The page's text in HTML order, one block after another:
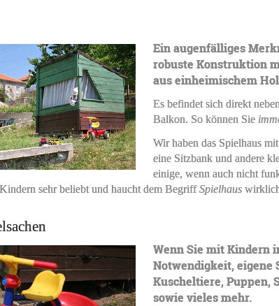
Ein augenfälliges
robuste Konstruktion
aus einheimischem
Es befindet sich direkt
Balkon. So können Sie
Wir haben das Spielhaus mit
eine Sitzbank und andere
einige, wenn auch nicht
sehr beliebt und haucht dem BegriffSpielhaus
Wenn Sie mit Kindern
Notwendigkeit, eigene
Kuscheltiere, Puppen,
sowie vieles mehr.